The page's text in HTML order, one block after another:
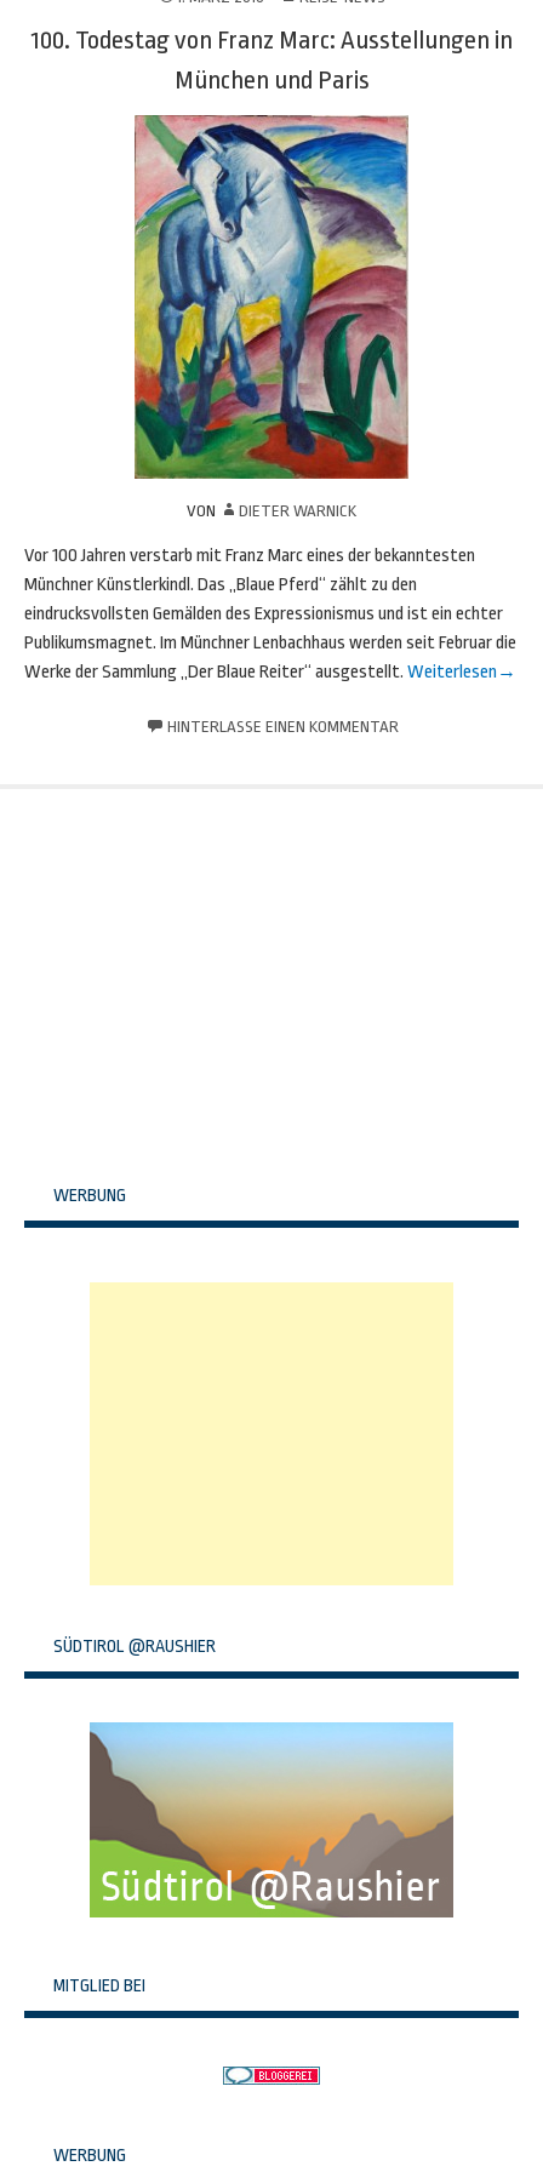
100. Todestag von Franz Marc: Ausstellungen in
München und Paris
VON DIETER WARNICK
Vor 100 Jahren verstarb mit Franz Marc eines der bekanntesten
Münchner Künstlerkindl. Das „Blaue Pferd“ zählt zu den
eindrucksvollsten Gemälden des Expressionismus und ist ein echter
Publikumsmagnet. Im Münchner Lenbachhaus werden seit Februar die
Werke der Sammlung „Der Blaue Reiter“ ausgestellt. Weiterlesen →
HINTERLASSE EINEN KOMMENTAR
WERBUNG
SÜDTIROL @RAUSHIER
MITGLIED BEI
WERBUNG